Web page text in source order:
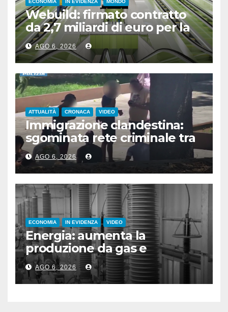
ECONOMIA IN EVIDENZA MONDO
Webuild: firmato contratto
da 2,7 miliardi di euro per la
nuova metropolitana di
Toronto
AGO 6, 2026
ATTUALITÀ CRONACA VIDEO
Immigrazione clandestina:
sgominata rete criminale tra
Algeria, Italia e Francia
AGO 6, 2026
ECONOMIA IN EVIDENZA VIDEO
Energia: aumenta la
produzione da gas e
fotovoltaico
AGO 6, 2026